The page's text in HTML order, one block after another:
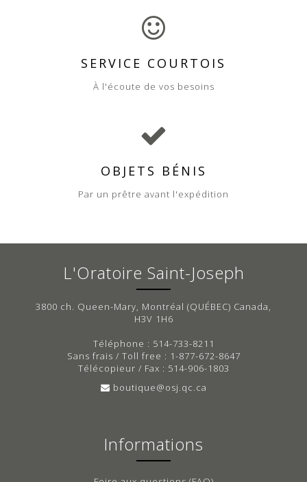
SERVICE COURTOIS
À l'écoute de vos besoins
OBJETS BÉNIS
Par un prêtre avant l'expédition
L'Oratoire Saint-Joseph
3800 ch. Queen-Mary, Montréal (QUÉBEC) Canada,
H3V 1H6
Téléphone : 514-733-8211
Sans frais / Toll free : 1-877-672-8647
Télécopieur / Fax : 514-906-1803
boutique@osj.qc.ca
Informations